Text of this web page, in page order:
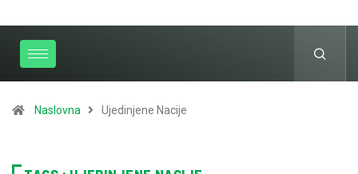
Naslovna Ujedinjene Nacije